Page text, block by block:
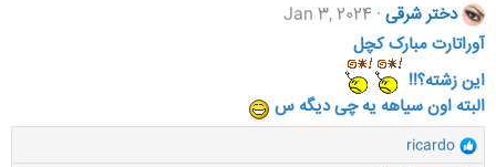
دختر شرقی Jan 3, 2024
آوراتارت مبارک کچل
این زشته؟!!
البته‌ اون سیاهه یه چی دیگه س
و
ricardo